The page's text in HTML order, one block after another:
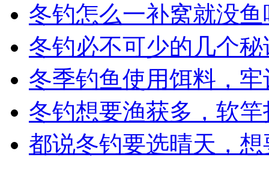
冬钓怎么一补窝就没
冬钓必不可少的几个
冬季钓鱼使用饵料，
冬钓想要渔获多，软
都说冬钓要选晴天，